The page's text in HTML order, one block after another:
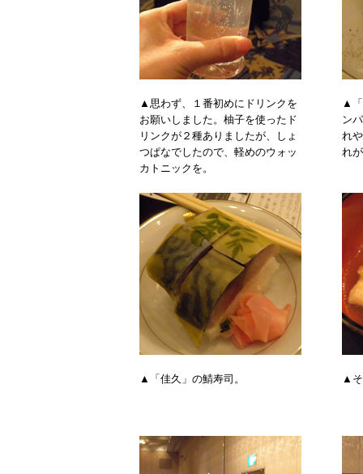
▲思わず、１番初めにドリンクを
お願いしました。柚子を使ったド
リンクが２種ありましたが、しょ
つぱなでしたので、軽めのウォッ
カトニックを。
▲「
ン
れ
れ
▲「佳久」の鯖寿司。 ▲そ